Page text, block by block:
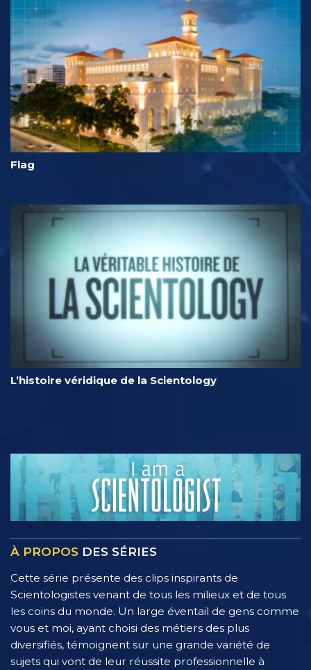
Flag
L’histoire véridique de la Scientology
À PROPOS DES SÉRIES
Cette série présente des clips inspirants de
Scientologistes venant de tous les milieux et de tous
les coins du monde. Un large éventail de gens comme
vous et moi, ayant choisi des métiers des plus
diversifiés, témoignent sur une grande variété de
sujets qui vont de leur réussite professionnelle à